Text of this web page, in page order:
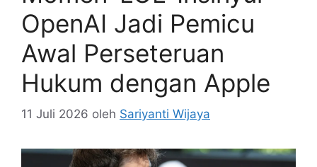
OpenAI Jadi Pemicu
Awal Perseteruan
Hukum dengan Apple
11 Juli 2026 oleh Sariyanti Wijaya